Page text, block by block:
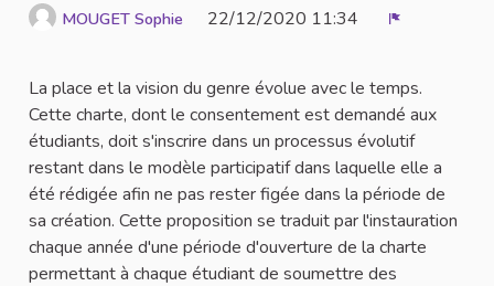
MOUGET Sophie 22/12/2020 11:34
La place et la vision du genre évolue avec le temps.
Cette charte, dont le consentement est demandé aux
étudiants, doit s'inscrire dans un processus évolutif
restant dans le modèle participatif dans laquelle elle a
été rédigée afin ne pas rester figée dans la période de
sa création. Cette proposition se traduit par l'instauration
chaque année d'une période d'ouverture de la charte
permettant à chaque étudiant de soumettre des